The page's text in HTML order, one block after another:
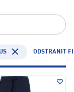
ODSTRANIT